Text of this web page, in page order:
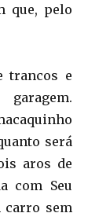
que, pelo
trancos e
será
aros de
com Seu
carro sem